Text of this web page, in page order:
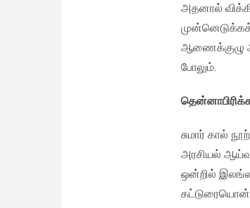
அதனால்
ஆணைக்குழு
போலும்.
சுமார் கால்
அரசியல்
ஒன்றில்